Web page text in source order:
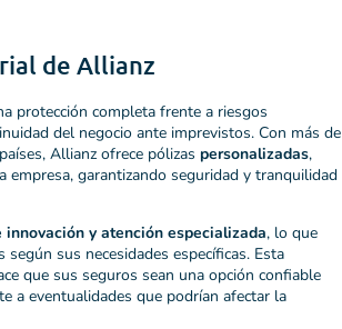
de Allianz
protección completa frente a riesgos
del negocio ante imprevistos. Con más de
Allianz ofrece pólizas personalizadas,
empresa, garantizando seguridad y tranquilidad
innovación y atención especializada, lo que
sus necesidades específicas. Esta
que sus seguros sean una opción confiable
a eventualidades que podrían afectar la